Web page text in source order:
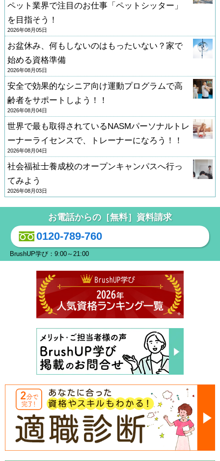
ペット業界で注目のお仕事「ペットシッター」
を目指そう！
2026年08月05日
お盆休み、何もしないのはもったいない？家で
始める資格準備
2026年08月05日
安全で効果的なシニア向け運動プログラムで高
齢者をサポートしよう！！
2026年08月04日
世界で最も取得されているNASMパーソナルトレ
ーナーライセンスで、トレーナーになろう！！
2026年08月04日
社会福祉士養成校のオープンキャンパスへ行っ
てみよう
2026年08月03日
お電話からの［無料］資料請求
0120-789-760
BrushUP学び：9:00～21:00